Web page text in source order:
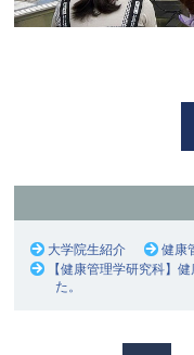
大学院生紹介 健康
【健康管理学研究科】
た。